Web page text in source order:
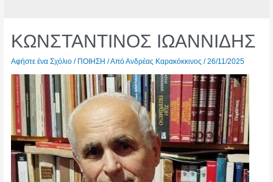
ΚΩΝΣΤΑΝΤΙΝΟΣ ΙΩΑΝΝΙΔΗΣ
Αφήστε ένα Σχόλιο / ΠΟΙΗΣΗ / ΑπόΑνδρέας Καρακόκκινος /26/11/2025